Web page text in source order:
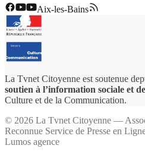
Aix-les-Bains
La Tvnet Citoyenne est soutenue
soutien à l’information sociale et
Culture et de la Communication.
© 2026 La Tvnet Citoyenne —
Reconnue Service de Presse en
Lumos agence